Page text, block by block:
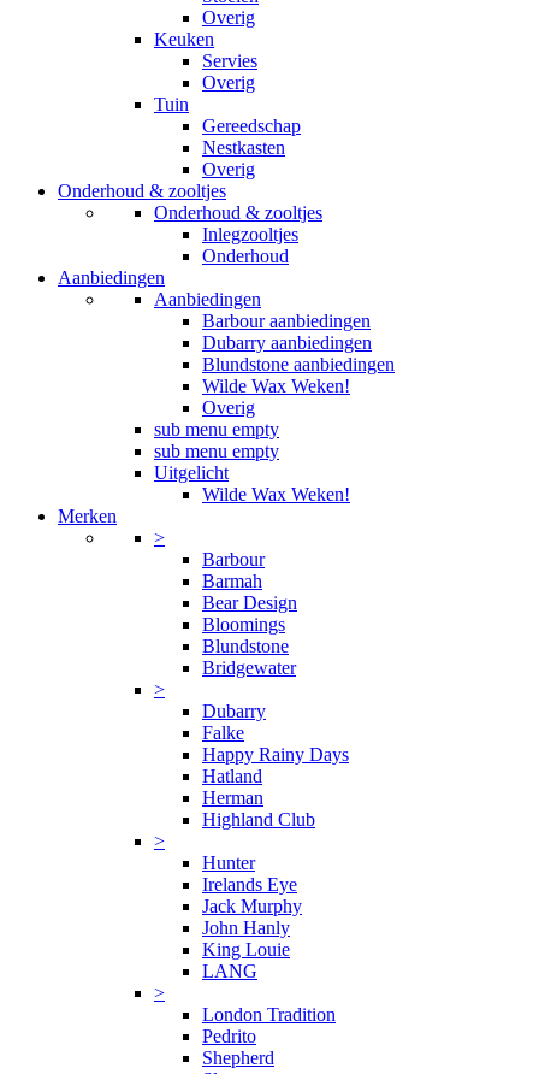
Overig
Keuken
Servies
Overig
Tuin
Gereedschap
Nestkasten
Overig
Onderhoud & zooltjes
Onderhoud & zooltjes
Inlegzooltjes
Onderhoud
Aanbiedingen
Aanbiedingen
Barbour aanbiedingen
Dubarry aanbiedingen
Blundstone aanbiedingen
Wilde Wax Weken!
Overig
sub menu empty
sub menu empty
Uitgelicht
Wilde Wax Weken!
Merken
>
Barbour
Barmah
Bear Design
Bloomings
Blundstone
Bridgewater
>
Dubarry
Falke
Happy Rainy Days
Hatland
Herman
Highland Club
>
Hunter
Irelands Eye
Jack Murphy
John Hanly
King Louie
LANG
>
London Tradition
Pedrito
Shepherd